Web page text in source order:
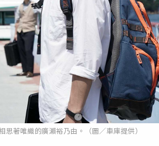
著唯織的廣瀨裕乃由。（圖／車庫提供）